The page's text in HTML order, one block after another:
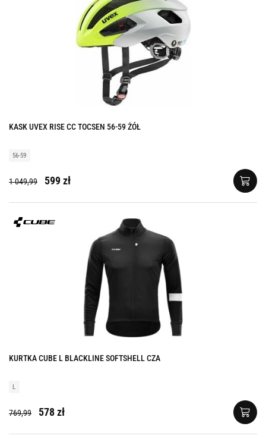
KASK UVEX RISE CC TOCSEN 56-59 ŻÓŁ
56-59
1 049,99 599 zł
KURTKA CUBE L BLACKLINE SOFTSHELL CZA
L
769,99 578 zł